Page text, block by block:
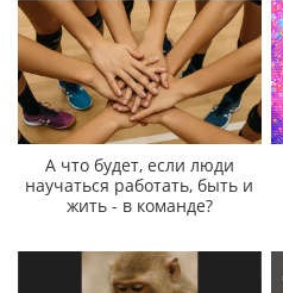
А что будет, если люди
научаться работать, быть и
жить - в команде?